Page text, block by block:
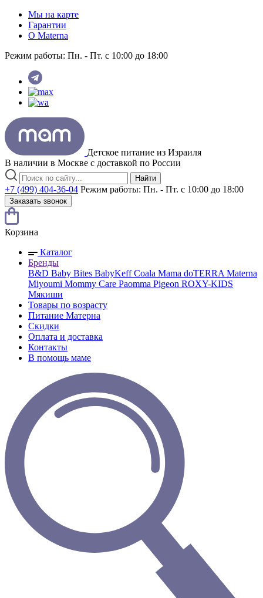
Мы на карте
Гарантии
O Materna
Режим работы: Пн. - Пт. с 10:00 до 18:00
Детское питание из Израиля
В наличии в Москве с доставкой по России
Найти
+7 (499) 404-36-04 Режим работы: Пн. - Пт. с 10:00 до 18:00
Заказать звонок
Корзина
Каталог
Бренды
B&D Baby Bites BabyKeffCoala Mama doTERRA Materna
Miyoumi Mommy Care Paomma Pigeon ROXY-KIDS
Мякиши
Товары по возрасту
Питание Матерна
Скидки
Оплата и доставка
Контакты
В помощь маме